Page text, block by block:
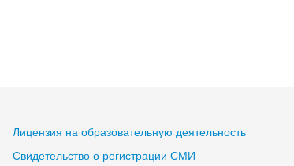
Лицензия на образовательную деятельность
Свидетельство о регистрации СМИ